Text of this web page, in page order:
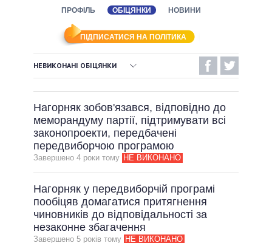
ДУМКИ
ОГЛЯДИ
ДАЙДЖЕСТИ
СВІТ
УСІ ПОЛІТИКИ
ПРЕЗИДЕНТ І ОФІС
ВЕРХОВНА РАДА
КАБІНЕТ МІНІСТРІВ
ВСІ ПЕРСОНИ
ІНФОГРАФІКА
ВІДЕО
ПІДТРИМАТИ
ПОРІВНЯННЯ ПОЛІТИКІВ
ПРОФІЛЬ ОБІЦЯНКИ НОВИНИ
ПІДПИСАТИСЯ НА ПОЛІТИКА
НЕВИКОНАНІ ОБІЦЯНКИ
НЕВИКОНАНІ ОБІЦЯНКИ
ОБІЦЯНКИ У ПРОЦЕСІ
ВСІ ОБІЦЯНКИ
АРХІВНІ ОБІЦЯНКИ
Нагорняк зобов'язався, відповідно до
меморандуму партії, підтримувати всі
законопроекти, передбачені
передвиборчою програмою
Завершено 4 роки тому НЕ ВИКОНАНО
Нагорняк у передвиборчій програмі
пообіцяв домагатися притягнення
чиновників до відповідальності за
незаконне збагачення
Завершено 5 рокiв тому НЕ ВИКОНАНО